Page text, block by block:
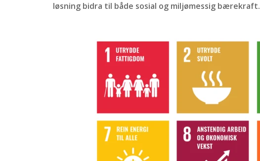
løsning bidra til både sosial og miljømessig bærekraft.